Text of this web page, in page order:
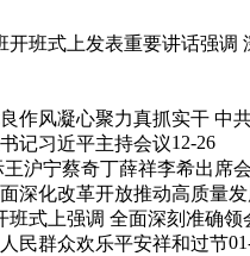
班式上发表重要讲话强
作风凝心聚力真抓实干 中
记习近平主持会议12-26
沪宁蔡奇丁薛祥李希出席
深化改革开放推动高质量
式上强调 全面深刻准确
民群众欢乐平安祥和过节